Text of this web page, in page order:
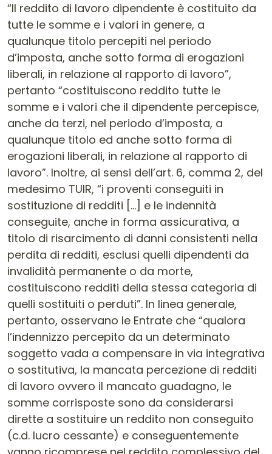
“Il reddito di lavoro dipendente è costituito da
tutte le somme e i valori in genere, a
qualunque titolo percepiti nel periodo
d’imposta, anche sotto forma di erogazioni
liberali, in relazione al rapporto di lavoro”,
pertanto “costituiscono reddito tutte le
somme e i valori che il dipendente percepisce,
anche da terzi, nel periodo d’imposta, a
qualunque titolo ed anche sotto forma di
erogazioni liberali, in relazione al rapporto di
lavoro”. Inoltre, ai sensi dell’art. 6, comma 2, del
medesimo TUIR, “i proventi conseguiti in
sostituzione di redditi […] e le indennità
conseguite, anche in forma assicurativa, a
titolo di risarcimento di danni consistenti nella
perdita di redditi, esclusi quelli dipendenti da
invalidità permanente o da morte,
costituiscono redditi della stessa categoria di
quelli sostituiti o perduti”. In linea generale,
pertanto, osservano le Entrate che “qualora
l’indennizzo percepito da un determinato
soggetto vada a compensare in via integrativa
o sostitutiva, la mancata percezione di redditi
di lavoro ovvero il mancato guadagno, le
somme corrisposte sono da considerarsi
dirette a sostituire un reddito non conseguito
(c.d. lucro cessante) e conseguentemente